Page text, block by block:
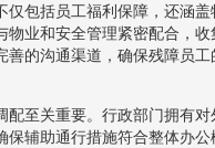
包括员工福利保障，还涵
业和安全管理紧密配合，
的沟通渠道，确保残障员
至关重要。行政部门拥有
辅助通行措施符合整体办